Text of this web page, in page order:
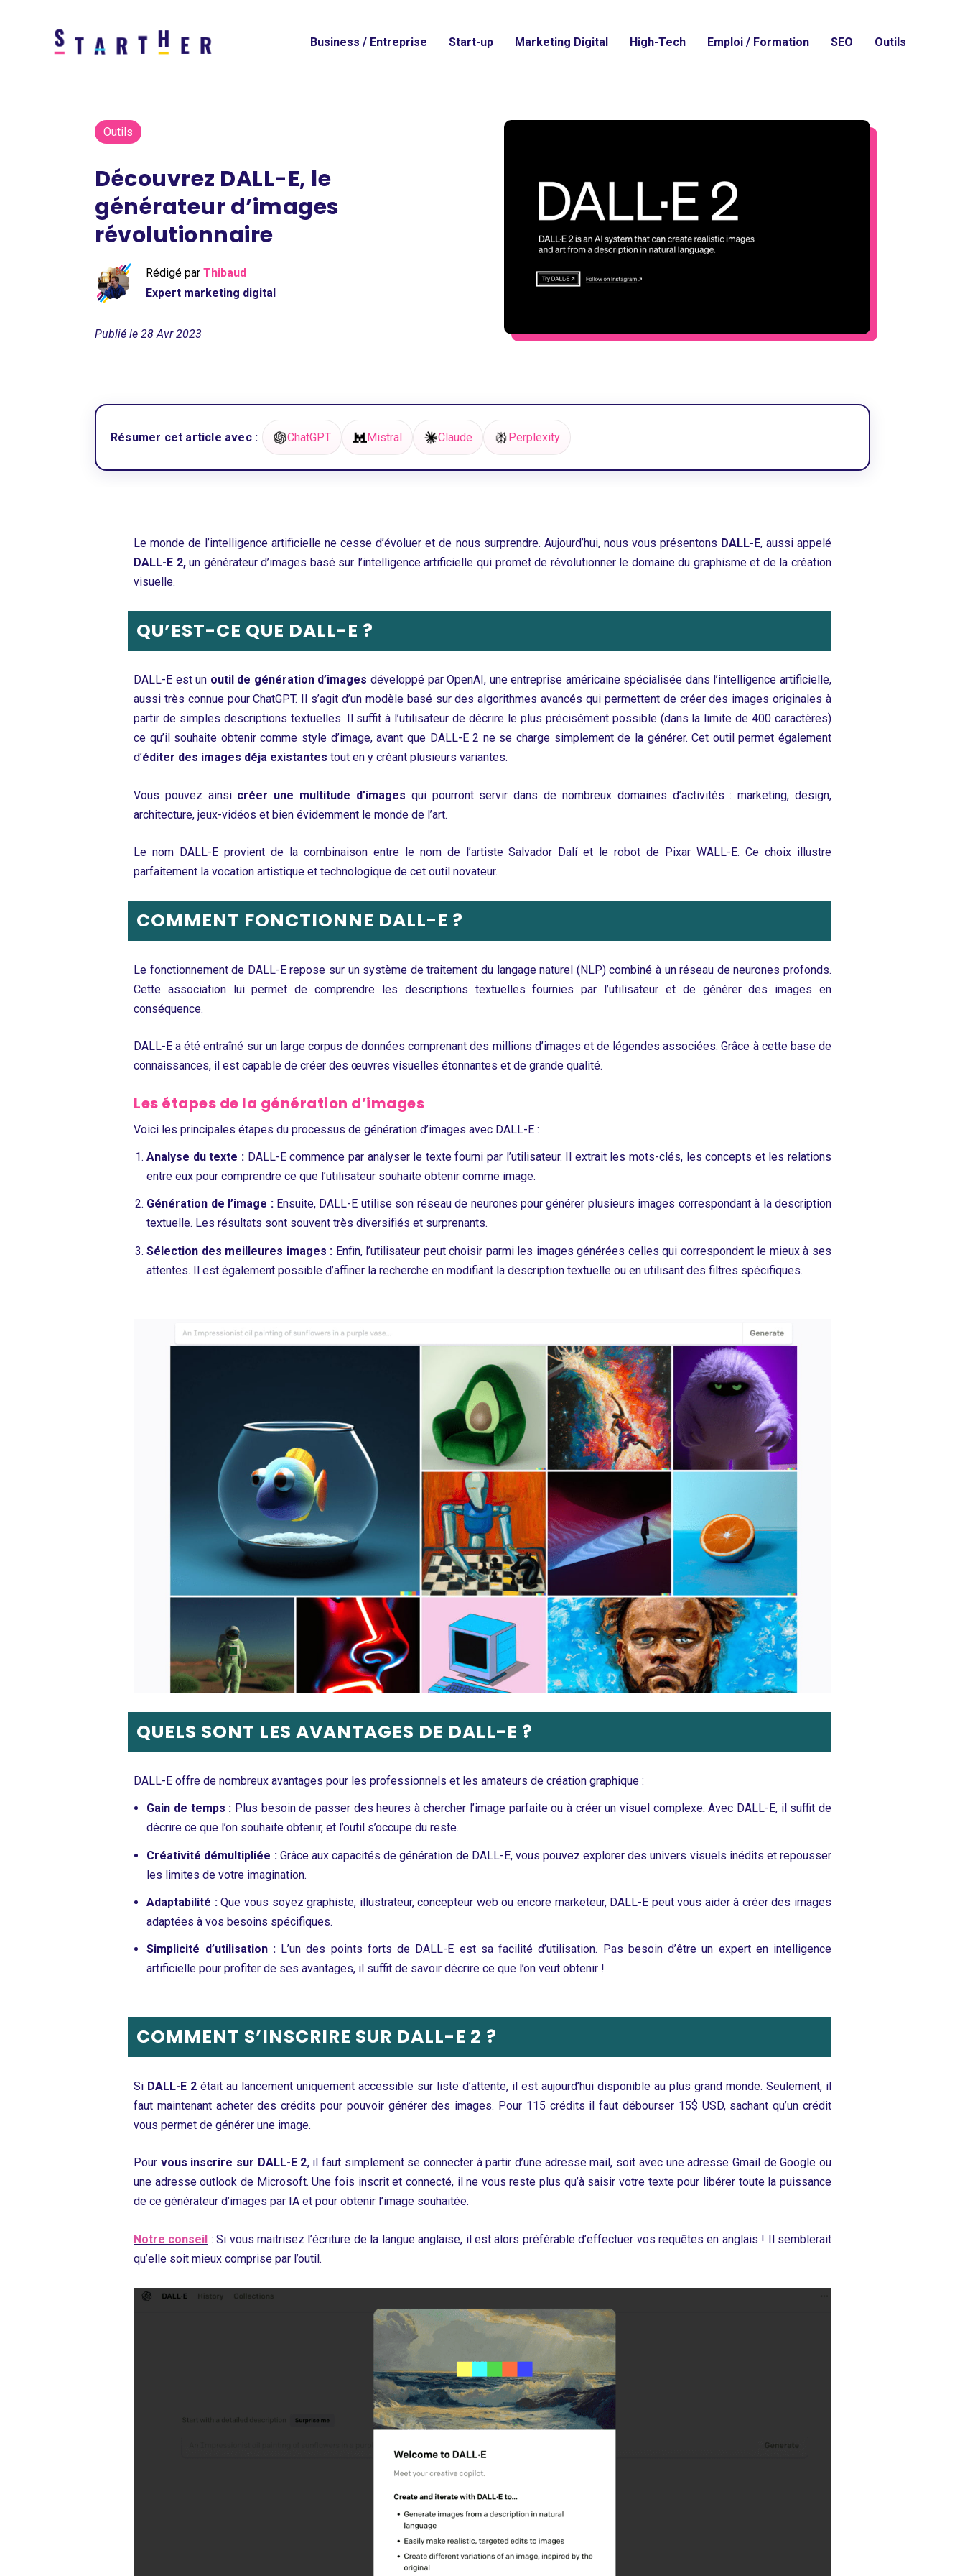
Business / Entreprise Start-up Marketing Digital High-Tech Emploi / Formation SEO Outils
Outils
Découvrez DALL-E, le
générateur d’images
révolutionnaire
Rédigé parThibaud
Expert marketing digital
Publié le 28 Avr 2023
Résumer cet article avec : ChatGPT Mistral Claude Perplexity
Le monde de l’intelligence artificielle ne cesse d’évoluer et de nous surprendre. Aujourd’hui, nous vous présentons DALL-E, aussi appelé
DALL-E 2,un générateur d’images basé sur l’intelligence artificielle qui promet de révolutionner le domaine du graphisme et de la création
visuelle.
QU’EST-CE QUE DALL-E ?
DALL-E est un outil de génération d’images développé parOpenAI, une entreprise américaine spécialisée dans l’intelligence artificielle,
aussi très connue pourChatGPT.
Il s’agit d’un modèle basé sur des algorithmes avancés qui permettent de créer des images originales à
partir de simples descriptions textuelles. Il suffit à l’utilisateur de décrire le plus précisément possible (dans la limite de 400 caractères)
ce qu’il souhaite obtenir comme style d’image, avant que DALL-E 2 ne se charge simplement de la générer. Cet outil permet également
d’éditer des images déja existantes tout en y créant plusieurs variantes.
Vous pouvez ainsi créer une multitude d’images qui pourront servir dans de nombreux domaines d’activités : marketing, design,
architecture, jeux-vidéos et bien évidemment le monde de l’art.
Le nom DALL-E provient de la combinaison entre le nom de l’artiste Salvador Dalí et le robot de Pixar WALL-E. Ce choix illustre
parfaitement la vocation artistique et technologique de cet outil novateur.
COMMENT FONCTIONNE DALL-E ?
Le fonctionnement de DALL-E repose sur un système de traitement du langage naturel (NLP) combiné à un réseau de neurones profonds.
Cette association lui permet de comprendre les descriptions textuelles fournies par l’utilisateur et de générer des images en
conséquence.
DALL-E a été entraîné sur un large corpus de données comprenant des millions d’images et de légendes associées. Grâce à cette base de
connaissances, il est capable de créer des œuvres visuelles étonnantes et de grande qualité.
Les étapes de la génération d’images
Voici les principales étapes du processus de génération d’images avec DALL-E :
Analyse du texte : DALL-E commence par analyser le texte fourni par l’utilisateur. Il extrait les mots-clés, les concepts et les relations
entre eux pour comprendre ce que l’utilisateur souhaite obtenir comme image.
Génération de l’image : Ensuite, DALL-E utilise son réseau de neurones pour générer plusieurs images correspondant à la description
textuelle. Les résultats sont souvent très diversifiés et surprenants.
Sélection des meilleures images : Enfin, l’utilisateur peut choisir parmi les images générées celles qui correspondent le mieux à ses
attentes. Il est également possible d’affiner la recherche en modifiant la description textuelle ou en utilisant des filtres spécifiques.
QUELS SONT LES AVANTAGES DE DALL-E ?
DALL-E offre de nombreux avantages pour les professionnels et les amateurs de création graphique :
Gain de temps : Plus besoin de passer des heures à chercher l’image parfaite ou à créer un visuel complexe. Avec DALL-E, il suffit de
décrire ce que l’on souhaite obtenir, et l’outil s’occupe du reste.
Créativité démultipliée : Grâce aux capacités de génération de DALL-E, vous pouvez explorer des univers visuels inédits et repousser
les limites de votre imagination.
Adaptabilité : Que vous soyez graphiste, illustrateur, concepteur web ou encore marketeur, DALL-E peut vous aider à créer des images
adaptées à vos besoins spécifiques.
Simplicité d’utilisation : L’un des points forts de DALL-E est sa facilité d’utilisation. Pas besoin d’être un expert en intelligence
artificielle pour profiter de ses avantages, il suffit de savoir décrire ce que l’on veut obtenir !
COMMENT S’INSCRIRE SUR DALL-E 2 ?
Si DALL-E 2 était au lancement uniquement accessible sur liste d’attente, il est aujourd’hui disponible au plus grand monde. Seulement, il
faut maintenant acheter des crédits pour pouvoir générer des images. Pour 115 crédits il faut débourser 15$ USD, sachant qu’un crédit
vous permet de générer une image.
Pour vous inscrire sur DALL-E 2, il faut simplement se connecter à partir d’une adresse mail, soit avec une adresse Gmail de Google ou
une adresse outlook de Microsoft. Une fois inscrit et connecté, il ne vous reste plus qu’à saisir votre texte pour libérer toute la puissance
de ce générateur d’images par IA et pour obtenir l’image souhaitée.
Notre conseil : Si vous maitrisez l’écriture de la langue anglaise, il est alors préférable d’effectuer vos requêtes en anglais ! Il semblerait
qu’elle soit mieux comprise par l’outil.